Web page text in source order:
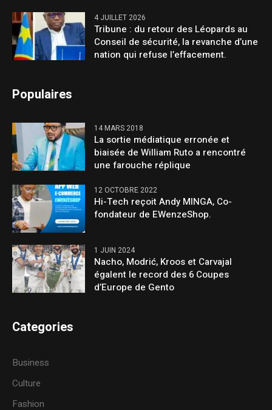
4 JUILLET 2026
Tribune : du retour des Léopards au
Conseil de sécurité, la revanche d’une
nation qui refuse l’effacement.
Populaires
14 MARS 2018
La sortie médiatique erronée et
biaisée de William Ruto a rencontré
une farouche réplique
12 OCTOBRE 2022
Hi-Tech reçoit Andy MINGA, Co-
fondateur de EWenzeShop.
1 JUIN 2024
Nacho, Modrić, Kroos et Carvajal
égalent le record des 6 Coupes
d’Europe de Gento
Categories
Business
Culture
Fashion